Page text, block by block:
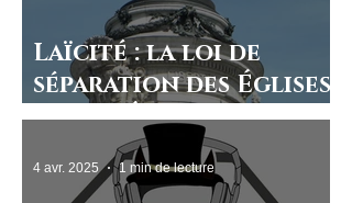
Laïcité : la loi de
séparation des Églises
et de l’État a 120 ans !
4 avr. 2025 1 min de lecture